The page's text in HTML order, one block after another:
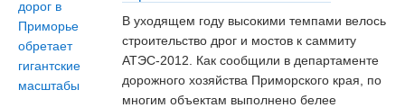
В уходящем году высокими темпами велось
строительство дрог и мостов к саммиту
АТЭС-2012. Как сообщили в департаменте
дорожного хозяйства Приморского края, по
многим объектам выполнено белее